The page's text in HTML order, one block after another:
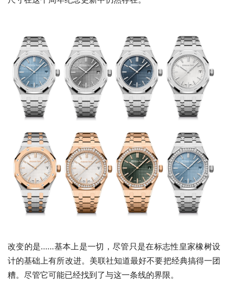
改变的是……基本上是一切，尽管只是在标志性皇家橡树设
计的基础上有所改进。美联社知道最好不要把经典搞得一团
糟。尽管它可能已经找到了与这一条线的界限。